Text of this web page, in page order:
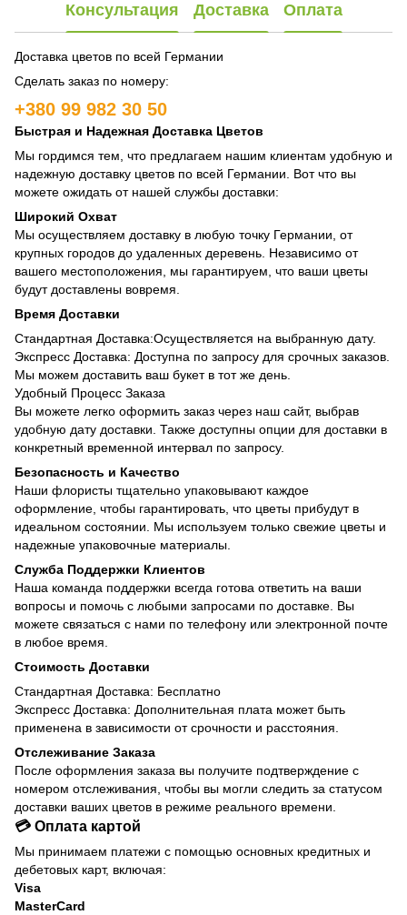
Консультация Доставка Оплата
Доставка цветов по всей Германии
Сделать заказ по номеру:
+380 99 982 30 50
Быстрая и Надежная Доставка Цветов
Мы гордимся тем, что предлагаем нашим клиентам удобную и
надежную доставку цветов по всей Германии. Вот что вы
можете ожидать от нашей службы доставки:
Широкий Охват
Мы осуществляем доставку в любую точку Германии, от
крупных городов до удаленных деревень. Независимо от
вашего местоположения, мы гарантируем, что ваши цветы
будут доставлены вовремя.
Время Доставки
Стандартная Доставка:Осуществляется на выбранную дату.
Экспресс Доставка: Доступна по запросу для срочных заказов.
Мы можем доставить ваш букет в тот же день.
Удобный Процесс Заказа
Вы можете легко оформить заказ через наш сайт, выбрав
удобную дату доставки. Также доступны опции для доставки в
конкретный временной интервал по запросу.
Безопасность и Качество
Наши флористы тщательно упаковывают каждое
оформление, чтобы гарантировать, что цветы прибудут в
идеальном состоянии. Мы используем только свежие цветы и
надежные упаковочные материалы.
Служба Поддержки Клиентов
Наша команда поддержки всегда готова ответить на ваши
вопросы и помочь с любыми запросами по доставке. Вы
можете связаться с нами по телефону или электронной почте
в любое время.
Стоимость Доставки
Стандартная Доставка: Бесплатно
Экспресс Доставка: Дополнительная плата может быть
применена в зависимости от срочности и расстояния.
Отслеживание Заказа
После оформления заказа вы получите подтверждение с
номером отслеживания, чтобы вы могли следить за статусом
доставки ваших цветов в режиме реального времени.
💳 Оплата картой
Мы принимаем платежи с помощью основных кредитных и
дебетовых карт, включая:
Visa
MasterCard